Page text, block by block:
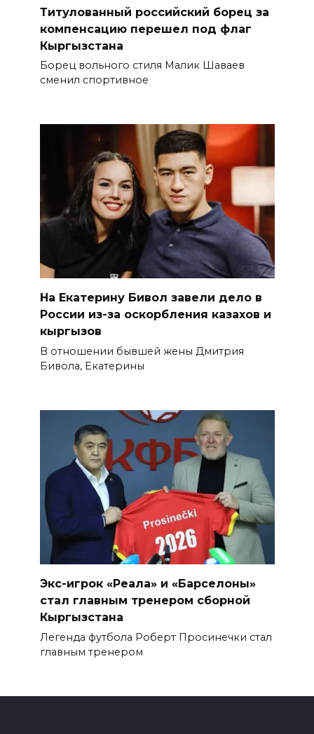
Титулованный российский борец за
компенсацию перешел под флаг
Кыргызстана
Борец вольного стиля Малик Шаваев
сменил спортивное
На Екатерину Бивол завели дело в
России из-за оскорбления казахов и
кыргызов
В отношении бывшей жены Дмитрия
Бивола, Екатерины
Экс-игрок «Реала» и «Барселоны»
стал главным тренером сборной
Кыргызстана
Легенда футбола Роберт Просинечки стал
главным тренером